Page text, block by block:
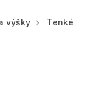
výšky
Tenké